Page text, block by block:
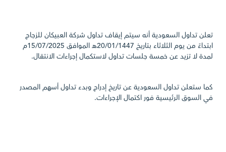
تعلن تداول السعودية أنه سيتم إيقاف تداول شركة العبيكان للزجاج
ابتداءً من يوم الثلاثاء بتاريخ 20/01/1447هـ الموافق 15/07/2025م
لمدة لا تزيد عن خمسة جلسات تداول لاستكمال إجراءات الانتقال.
كما ستعلن تداول السعودية عن تاريخ إدراج وبدء تداول أسهم المصدر
في السوق الرئيسية فور اكتمال الإجراءات.